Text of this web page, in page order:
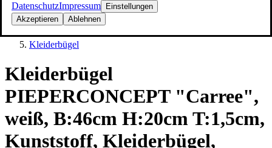
DatenschutzImpressum
Einstellungen
Akzeptieren
Ablehnen
Haushalt
Kleiderbügel
Kleiderbügel
PIEPERCONCEPT "Carree",
weiß, B:46cm H:20cm T:1,5cm,
Kunststoff, Kleiderbügel,